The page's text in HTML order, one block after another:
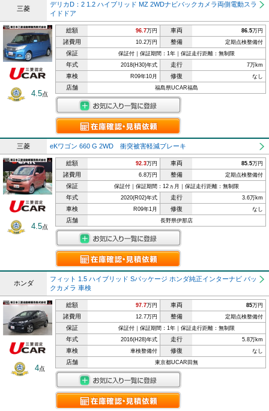
三菱
デリカD：2 1.2 ハイブリッド MZ 2WDナビバックカメラ両側電動スラ
イドドア
4.5点
総額 96.7万円 車両 86.5万円
諸費用 10.2万円 整備 定期点検整備付
保証 保証付｜保証期間：1年｜保証走行距離：無制限
年式 2018(H30)年式 走行 7万km
車検 R09年10月 修復 なし
店舗 福島県UCAR福島
三菱 eKワゴン 660 G 2WD 衝突被害軽減ブレーキ
4.5点
総額 92.3万円 車両 85.5万円
諸費用 6.8万円 整備 定期点検整備付
保証 保証付｜保証期間：12ヵ月｜保証走行距離：無制限
年式 2020(R02)年式 走行 3.6万km
車検 R09年1月 修復 なし
店舗 長野県伊那店
ホンダ
フィット 1.5 ハイブリッド Sパッケージ ホンダ純正インターナビ バッ
クカメラ 車検
4点
総額 97.7万円 車両 85万円
諸費用 12.7万円 整備 定期点検整備付
保証 保証付｜保証期間：1年｜保証走行距離：無制限
年式 2016(H28)年式 走行 5.8万km
車検 車検整備付 修復 なし
店舗 東京都UCAR田無